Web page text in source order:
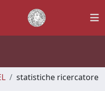
statistiche ricercatore